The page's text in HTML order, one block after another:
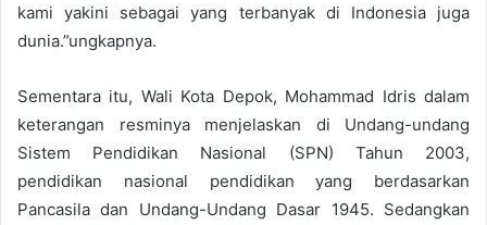
kami yakini sebagai yang terbanyak di Indonesia juga
dunia.”ungkapnya.
Sementara itu, Wali Kota Depok, Mohammad Idris dalam
keterangan resminya menjelaskan di Undang-undang
Sistem Pendidikan Nasional (SPN) Tahun 2003,
pendidikan nasional pendidikan yang berdasarkan
Pancasila dan Undang-Undang Dasar 1945. Sedangkan